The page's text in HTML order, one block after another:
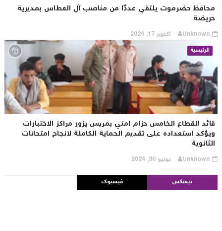
حضرموت يلتقي عددًا من مناصب آل العطاس بمديرية
Unknown
أكتوبر 17, 2024
الرئيسية
القطاع الخامس حزام امني بمريس يزور مراكز الاختبارات
استعداده على تقديم الحماية الكاملة لانجاح امتحانات
Unknown يونيو 30, 2024
ديسكس فيسبوك